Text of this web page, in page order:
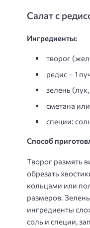
Салат с
Ингредиенты:
творог
редис – 1
зелень
сметана
специи:
Способ
Творог размять
обрезать
кольцами или
размеров.
ингредиенты
соль и специи,